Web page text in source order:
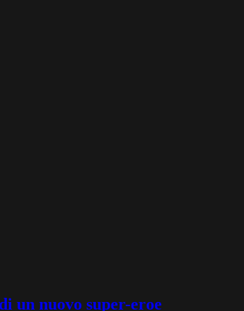
un nuovo super-eroe